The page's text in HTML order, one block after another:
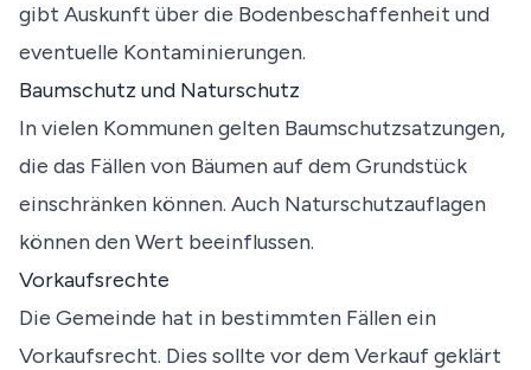
gibt Auskunft über die Bodenbeschaffenheit und
eventuelle Kontaminierungen.
Baumschutz und Naturschutz
In vielen Kommunen gelten Baumschutzsatzungen,
die das Fällen von Bäumen auf dem Grundstück
einschränken können. Auch Naturschutzauflagen
können den Wert beeinflussen.
Vorkaufsrechte
Die Gemeinde hat in bestimmten Fällen ein
Vorkaufsrecht. Dies sollte vor dem Verkauf geklärt